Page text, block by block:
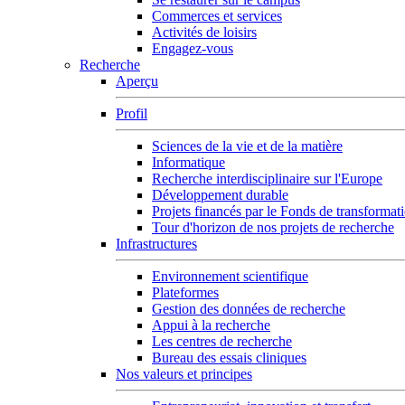
Commerces et services
Activités de loisirs
Engagez-vous
Recherche
Aperçu
Profil
Sciences de la vie et de la matière
Informatique
Recherche interdisciplinaire sur l'Europe
Développement durable
Projets financés par le Fonds de
Tour d'horizon de nos projets de recherche
Infrastructures
Environnement scientifique
Plateformes
Gestion des données de recherche
Appui à la recherche
Les centres de recherche
Bureau des essais cliniques
Nos valeurs et principes